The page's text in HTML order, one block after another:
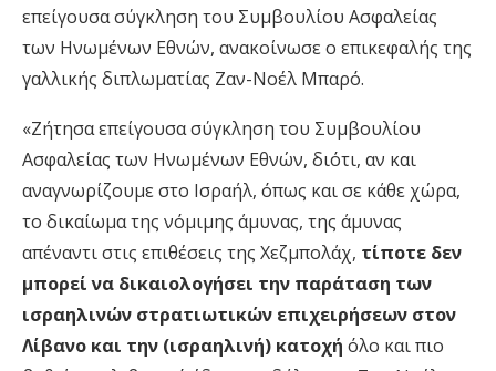
επείγουσα σύγκληση του Συμβουλίου Ασφαλείας
των Ηνωμένων Εθνών, ανακοίνωσε ο επικεφαλής της
γαλλικής διπλωματίας Ζαν-Νοέλ Μπαρό.
«Ζήτησα επείγουσα σύγκληση του Συμβουλίου
Ασφαλείας των Ηνωμένων Εθνών, διότι, αν και
αναγνωρίζουμε στο Ισραήλ, όπως και σε κάθε χώρα,
το δικαίωμα της νόμιμης άμυνας, της άμυνας
απέναντι στις επιθέσεις της Χεζμπολάχ, τίποτε δεν
μπορεί να δικαιολογήσει την παράταση των
ισραηλινών στρατιωτικών επιχειρήσεων στον
Λίβανο και την (ισραηλινή) κατοχή όλο και πιο